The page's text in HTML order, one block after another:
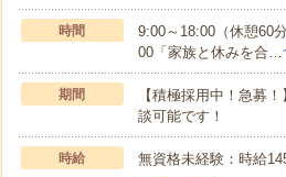
時間
9:00～18:00（休憩60
00「家族と休みを合…
期間
【積極採用中！急募
談可能です！
時給 無資格未経験：時給